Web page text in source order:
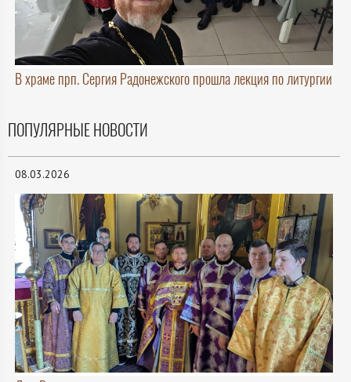
В храме прп. Сергия Радонежского прошла лекция по литургии
ПОПУЛЯРНЫЕ НОВОСТИ
08.03.2026